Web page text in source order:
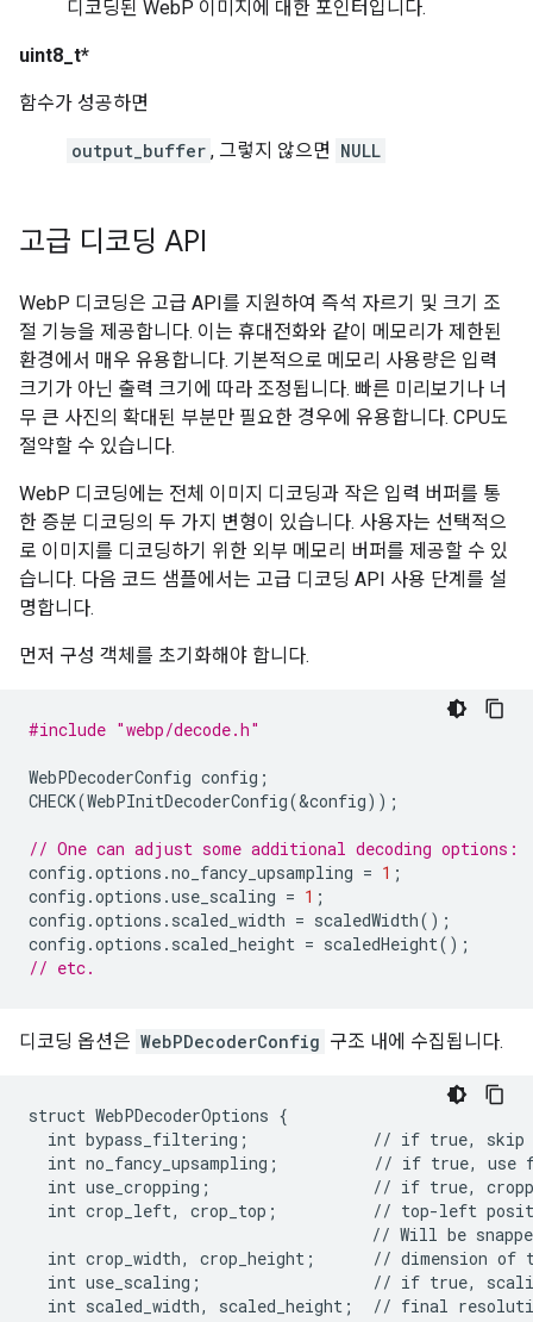
디코딩된 WebP 이미지에 대한 포인터입니다.
uint8_t*
함수가 성공하면
output_buffer , 그렇지 않으면 NULL
고급 디코딩 API
WebP 디코딩은 고급 API를 지원하여 즉석 자르기 및 크기 조
절 기능을 제공합니다. 이는 휴대전화와 같이 메모리가 제한된
환경에서 매우 유용합니다. 기본적으로 메모리 사용량은 입력
크기가 아닌 출력 크기에 따라 조정됩니다. 빠른 미리보기나 너
무 큰 사진의 확대된 부분만 필요한 경우에 유용합니다. CPU도
절약할 수 있습니다.
WebP 디코딩에는 전체 이미지 디코딩과 작은 입력 버퍼를 통
한 증분 디코딩의 두 가지 변형이 있습니다. 사용자는 선택적으
로 이미지를 디코딩하기 위한 외부 메모리 버퍼를 제공할 수 있
습니다. 다음 코드 샘플에서는 고급 디코딩 API 사용 단계를 설
명합니다.
먼저 구성 객체를 초기화해야 합니다.
#include "webp/decode.h"
WebPDecoderConfig config ;
CHECK(WebPInitDecoderConfig(&config));
// One can adjust some additional decoding options:
config .options .no_fancy_upsampling = 1 ;
config .options .use_scaling = 1 ;
config .options . scaled_width = scaledWidth();
config .options . scaled_height = scaledHeight();
// etc.
디코딩 옵션은 WebPDecoderConfig 구조 내에 수집됩니다.
struct WebPDecoderOptions {
int bypass_filtering;             // if true, skip
int no_fancy_upsampling;          // if true, use
int use_cropping;                 // if true,
int crop_left, crop_top;          // top-left
// Will be
int crop_width, crop_height;      // dimension of
int use_scaling;                  // if true,
int scaled_width, scaled_height;  // final